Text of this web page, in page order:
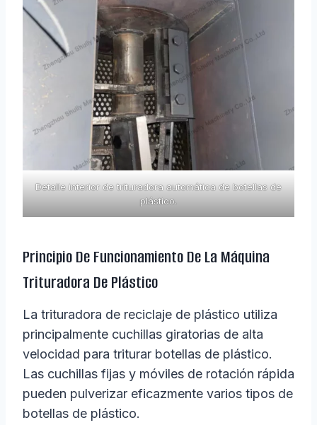
Detalle interior de trituradora automática de botellas de
plástico.
Principio De Funcionamiento De La Máquina
Trituradora De Plástico
La trituradora de reciclaje de plástico utiliza
principalmente cuchillas giratorias de alta
velocidad para triturar botellas de plástico.
Las cuchillas fijas y móviles de rotación rápida
pueden pulverizar eficazmente varios tipos de
botellas de plástico.